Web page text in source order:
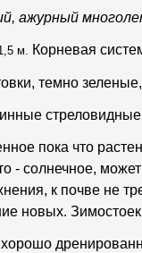
ажурный
м. Корневая
темно
пока что
- солнечное,
к почве не
новых.